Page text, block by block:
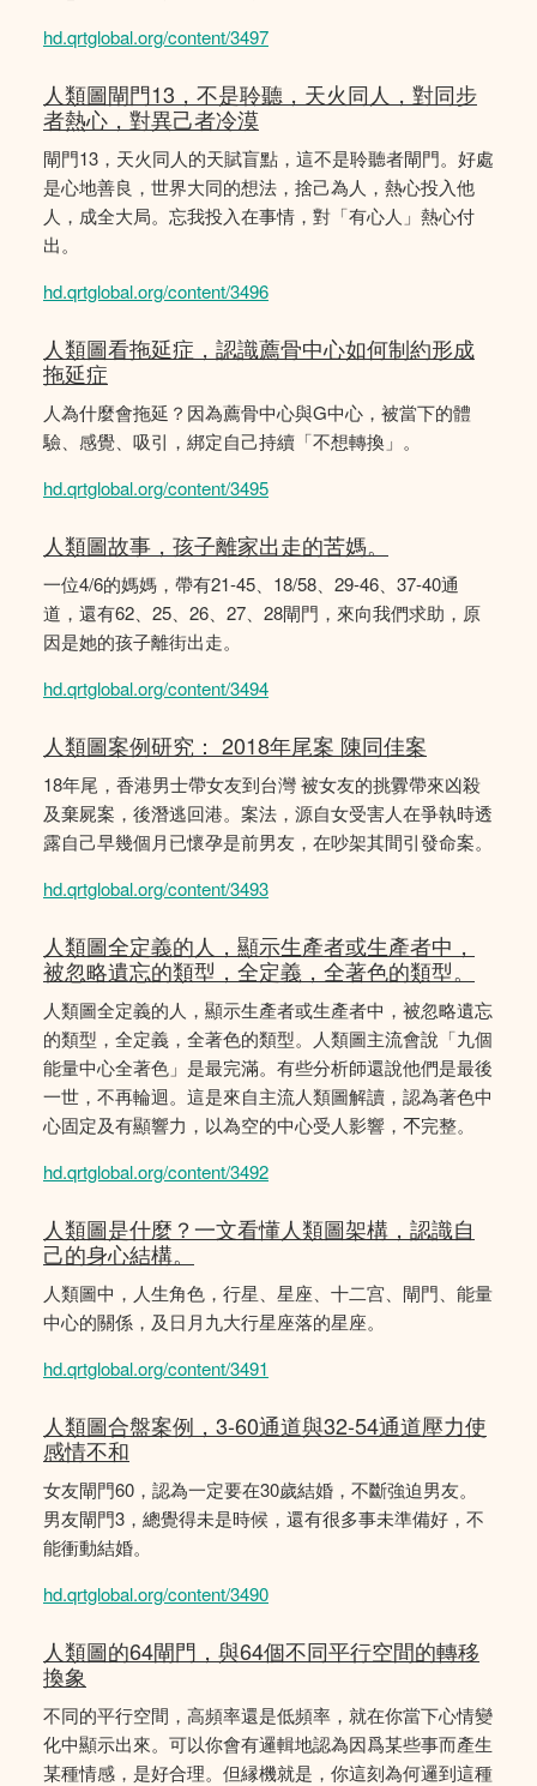
hd.qrtglobal.org/content/3497
人類圖閘門13，不是聆聽，天火同人，對同步
者熱心，對異己者冷漠
閘門13，天火同人的天賦盲點，這不是聆聽者閘門。好處
是心地善良，世界大同的想法，捨己為人，熱心投入他
人，成全大局。忘我投入在事情，對「有心人」熱心付
出。
hd.qrtglobal.org/content/3496
人類圖看拖延症，認識薦骨中心如何制約形成
拖延症
人為什麼會拖延？因為薦骨中心與G中心，被當下的體
驗、感覺、吸引，綁定自己持續「不想轉換」。
hd.qrtglobal.org/content/3495
人類圖故事，孩子離家出走的苦媽。
一位4/6的媽媽，帶有21-45、18/58、29-46、37-40通
道，還有62、25、26、27、28閘門，來向我們求助，原
因是她的孩子離街出走。
hd.qrtglobal.org/content/3494
人類圖案例研究： 2018年尾案 陳同佳案
18年尾，香港男士帶女友到台灣 被女友的挑釁帶來凶殺
及棄屍案，後潛逃回港。案法，源自女受害人在爭執時透
露自己早幾個月已懷孕是前男友，在吵架其間引發命案。
hd.qrtglobal.org/content/3493
人類圖全定義的人，顯示生產者或生產者中，
被忽略遺忘的類型，全定義，全著色的類型。
人類圖全定義的人，顯示生產者或生產者中，被忽略遺忘
的類型，全定義，全著色的類型。人類圖主流會說「九個
能量中心全著色」是最完滿。有些分析師還說他們是最後
一世，不再輪迴。這是來自主流人類圖解讀，認為著色中
心固定及有顯響力，以為空的中心受人影響，𣎴完整。
hd.qrtglobal.org/content/3492
人類圖是什麼？一文看懂人類圖架構，認識自
己的身心結構。
人類圖中，人生角色，行星、星座、十二宫、閘門、能量
中心的關係，及日月九大行星座落的星座。
hd.qrtglobal.org/content/3491
人類圖合盤案例，3-60通道與32-54通道壓力使
感情不和
女友閘門60，認為一定要在30歲結婚，不斷強迫男友。
男友閘門3，總覺得未是時候，還有很多事未準備好，不
能衝動結婚。
hd.qrtglobal.org/content/3490
人類圖的64閘門，與64個不同平行空間的轉移
換象
不同的平行空間，高頻率還是低頻率，就在你當下心情變
化中顯示出來。可以你會有邏輯地認為因爲某些事而產生
某種情感，是好合理。但縁機就是，你這刻為何邏到這種